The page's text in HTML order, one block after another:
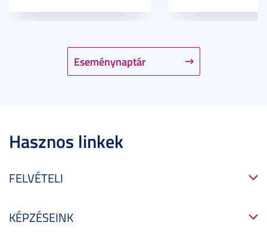
Eseménynaptár
Hasznos linkek
FELVÉTELI
KÉPZÉSEINK